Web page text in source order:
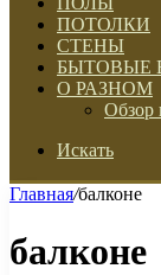
ПОТОЛКИ
СТЕНЫ
БЫТОВЫЕ
О РАЗНОМ
Обзор
Искать
Главная/балконе
балконе